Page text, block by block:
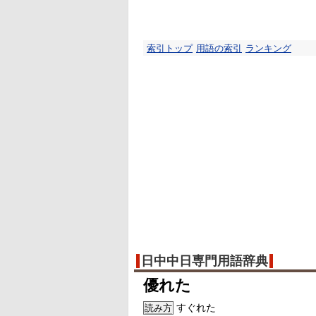
索引トップ 用語の索引 ランキング
日中中日専門用語辞典
優れた
読み方 すぐれた